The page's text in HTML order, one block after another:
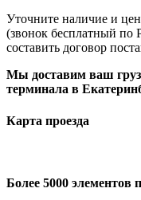
Уточните наличие и
(звонок бесплатный
составить договор
Мы доставим ваш груз
терминала в
Карта проезда
Более 5000 элементов